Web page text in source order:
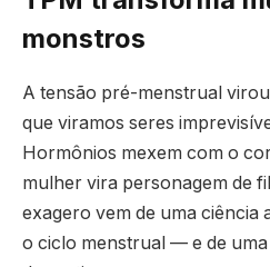
monstros
A tensão pré-menstrual
que viramos seres
Hormônios mexem com o
mulher vira personagem de
exagero vem de uma ciência
o ciclo menstrual — e de